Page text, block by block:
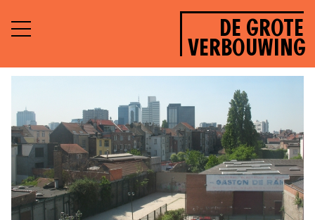
DE GROTE
VERBOUWING